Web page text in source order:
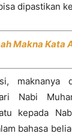
dipastikan
Makna Kata
maknanya
Nabi
kepada
bahasa